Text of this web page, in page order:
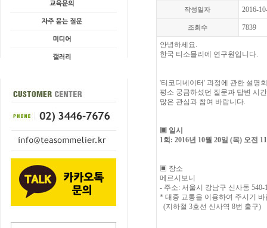
작성일자 2016-
조회수 7839
안녕하세요.
한국 티소믈리에 연구원입니다.
'티코디네이터' 과정에 관한 설명
평소 궁금하셨던 질문과 답변 시
많은 관심과 참여 바랍니다.
▣ 일시
1회: 2016년 10월 20일 (목) 오전
▣ 장소
메르시보니
- 주소: 서울시 강남구 신사동 540-
* 대중 교통을 이용하여 주시기 바
(지하철 3호선 신사역 8번 출구)